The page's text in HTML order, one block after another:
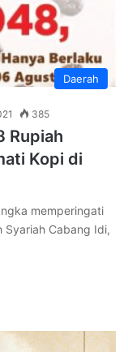
Daerah
385
Rupiah
Kopi di
memperingati
Syariah Cabang Idi,